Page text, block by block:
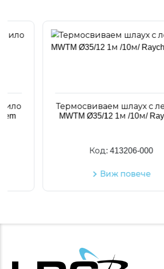
Термосвиваем шлаух с лепило
MWTM Ø35/12 1м /10м/ Raychem
413206-000
Виж повече